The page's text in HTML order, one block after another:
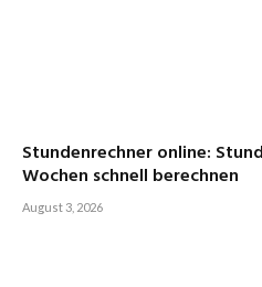
Stundenrechner online:
Wochen schnell berechnen
August 3, 2026